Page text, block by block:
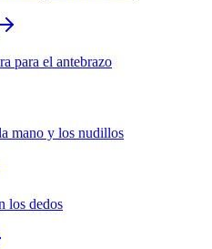
para el antebrazo
mano y los nudillos
los dedos